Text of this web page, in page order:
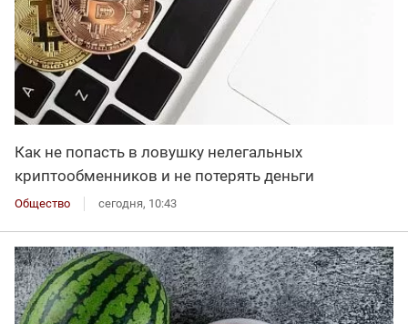
Как не попасть в ловушку нелегальных
криптообменников и не потерять деньги
Общество сегодня, 10:43